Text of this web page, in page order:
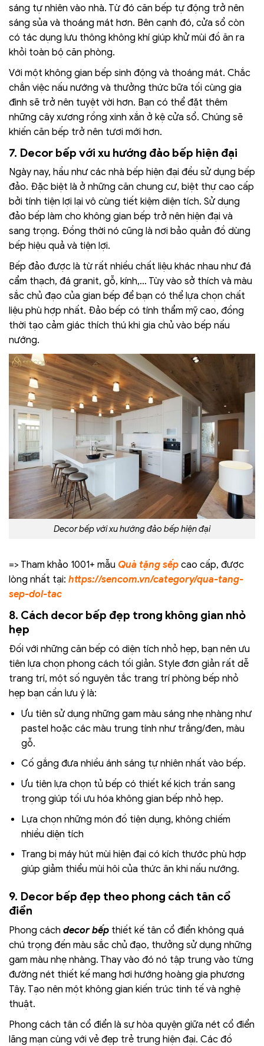
sáng tự nhiên vào nhà. Từ đó căn bếp tự động trở nên
sáng sủa và thoáng mát hơn. Bên cạnh đó, cửa sổ còn
có tác dụng lưu thông không khí giúp khử mùi đồ ăn ra
khỏi toàn bộ căn phòng.
Với một không gian bếp sinh động và thoáng mát. Chắc
chắn việc nấu nướng và thưởng thức bữa tối cùng gia
đình sẽ trở nên tuyệt vời hơn. Bạn có thể đặt thêm
những cây xương rồng xinh xắn ở kệ cửa sổ. Chúng sẽ
khiến căn bếp trở nên tươi mới hơn.
7. Decor bếp với xu hướng đảo bếp hiện đại
Ngày nay, hầu như các nhà bếp hiện đại đều sử dụng bếp
đảo. Đặc biệt là ở những căn chung cư, biệt thự cao cấp
bởi tính tiện lợi lại vô cùng tiết kiệm diện tích. Sử dụng
đảo bếp làm cho không gian bếp trở nên hiện đại và
sang trọng. Đồng thời nó cũng là nơi bảo quản đồ dùng
bếp hiệu quả và tiện lợi.
Bếp đảo được là từ rất nhiều chất liệu khác nhau như đá
cẩm thạch, đá granit, gỗ, kính,… Tùy vào sở thích và màu
sắc chủ đạo của gian bếp để bạn có thể lựa chọn chất
liệu phù hợp nhất. Đảo bếp có tính thẩm mỹ cao, đồng
thời tạo cảm giác thích thú khi gia chủ vào bếp nấu
nướng.
Decor bếp với xu hướng đảo bếp hiện đại
=> Tham khảo 1001+ mẫu Quà tặng sếp cao cấp, được
lòng nhất tại: https://sencom.vn/category/qua-tang-
sep-doi-tac
8. Cách decor bếp đẹp trong không gian nhỏ
hẹp
Đối với những căn bếp có diện tích nhỏ hẹp, bạn nên ưu
tiên lựa chọn phong cách tối giản. Style đơn giản rất dễ
trang trí, một số nguyên tắc trang trí phòng bếp nhỏ
hẹp bạn cần lưu ý là:
Ưu tiên sử dụng những gam màu sáng nhẹ nhàng như
pastel hoặc các màu trung tính như trắng/đen, màu
gỗ.
Cố gắng đưa nhiều ánh sáng tự nhiên nhất vào bếp.
Ưu tiên lựa chọn tủ bếp có thiết kế kịch trần sang
trọng giúp tối ưu hóa không gian bếp nhỏ hẹp.
Lựa chọn những món đồ tiện dụng, không chiếm
nhiều diện tích
Trang bị máy hút mùi hiện đại có kích thước phù hợp
giúp giảm thiểu mùi hôi của thức ăn khi nấu nướng.
9. Decor bếp đẹp theo phong cách tân cổ
điển
Phong cách decor bếp thiết kế tân cổ điển không quá
chú trọng đến màu sắc chủ đạo, thưởng sử dụng những
gam màu nhẹ nhàng. Thay vào đó nó tập trung vào từng
đường nét thiết kế mang hơi hướng hoàng gia phương
Tây. Tạo nên một không gian kiến ​​trúc tinh tế và nghệ
thuật.
Phong cách tân cổ điển là sự hòa quyện giữa nét cổ điển
lãng mạn cùng với vẻ đẹp trẻ trung hiện đại. Các đồ